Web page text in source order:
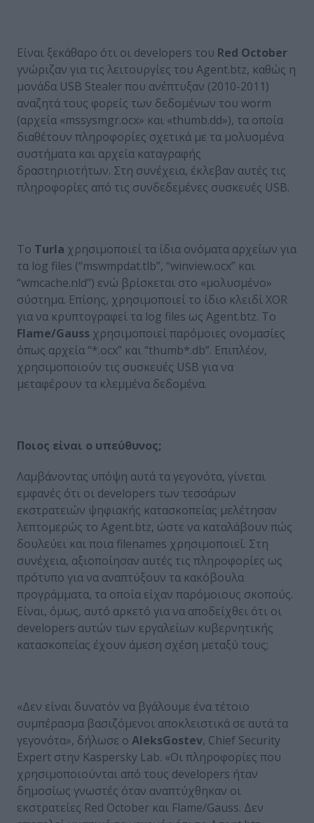
Είναι ξεκάθαρο ότι οι developers του Red October
γνώριζαν για τις λειτουργίες του Agent.btz, καθώς η
μονάδα USB Stealer που ανέπτυξαν (2010-2011)
αναζητά τους φορείς των δεδομένων του worm
(αρχεία «mssysmgr.ocx» και «thumb.dd»), τα οποία
διαθέτουν πληροφορίες σχετικά με τα μολυσμένα
συστήματα και αρχεία καταγραφής
δραστηριοτήτων. Στη συνέχεια, έκλεβαν αυτές τις
πληροφορίες από τις συνδεδεμένες συσκευές USB.
Το Turla χρησιμοποιεί τα ίδια ονόματα αρχείων για
τα log files (“mswmpdat.tlb”, “winview.ocx” και
“wmcache.nld”) ενώ βρίσκεται στο «μολυσμένο»
σύστημα. Επίσης, χρησιμοποιεί το ίδιο κλειδί XOR
για να κρυπτογραφεί τα log files ως Agent.btz. Το
Flame/Gauss χρησιμοποιεί παρόμοιες ονομασίες
όπως αρχεία “*.ocx” και “thumb*.db”. Επιπλέον,
χρησιμοποιούν τις συσκευές USB για να
μεταφέρουν τα κλεμμένα δεδομένα.
Ποιος είναι ο υπεύθυνος;
Λαμβάνοντας υπόψη αυτά τα γεγονότα, γίνεται
εμφανές ότι οι developers των τεσσάρων
εκστρατειών ψηφιακής κατασκοπείας μελέτησαν
λεπτομερώς το Agent.btz, ώστε να καταλάβουν πώς
δουλεύει και ποια filenames χρησιμοποιεί. Στη
συνέχεια, αξιοποίησαν αυτές τις πληροφορίες ως
πρότυπο για να αναπτύξουν τα κακόβουλα
προγράμματα, τα οποία είχαν παρόμοιους σκοπούς.
Είναι, όμως, αυτό αρκετό για να αποδείχθει ότι οι
developers αυτών των εργαλείων κυβερνητικής
κατασκοπείας έχουν άμεση σχέση μεταξύ τους;
«Δεν είναι δυνατόν να βγάλουμε ένα τέτοιο
συμπέρασμα βασιζόμενοι αποκλειστικά σε αυτά τα
γεγονότα», δήλωσε ο AleksGostev, Chief Security
Expert στην Kaspersky Lab. «Οι πληροφορίες που
χρησιμοποιούνται από τους developers ήταν
δημοσίως γνωστές όταν αναπτύχθηκαν οι
εκστρατείες Red October και Flame/Gauss. Δεν